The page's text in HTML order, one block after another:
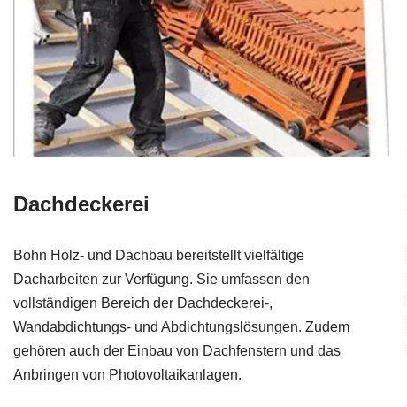
Dachdeckerei
Bohn Holz- und Dachbau bereitstellt vielfältige
Dacharbeiten zur Verfügung. Sie umfassen den
vollständigen Bereich der Dachdeckerei-,
Wandabdichtungs- und Abdichtungslösungen. Zudem
gehören auch der Einbau von Dachfenstern und das
Anbringen von Photovoltaikanlagen.